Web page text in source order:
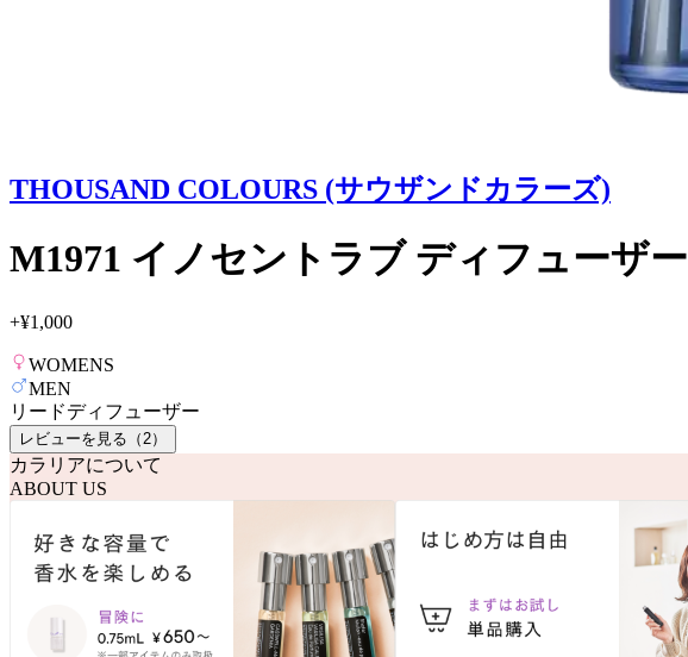
THOUSAND COLOURS (サウザンドカラーズ)
M1971 イノセントラブ ディフューザー
+¥1,000
WOMENS
MEN
リードディフューザー
レビューを見る（ 2）
カラリアについて
ABOUT US